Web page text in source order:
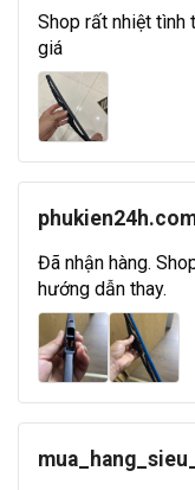
Shop rất nhiệt tình
giá
Đã nhận hàng.
hướng dẫn thay.